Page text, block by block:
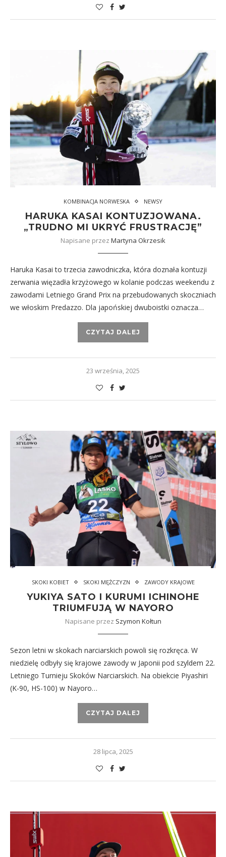
KOMBINACJA NORWESKA NEWSY
HARUKA KASAI KONTUZJOWANA.
„TRUDNO MI UKRYĆ FRUSTRACJĘ”
Napisane przez Martyna Okrzesik
Haruka Kasai to trzecia zawodniczka, która doznała kontuzji
zerwania więzadła krzyżowego w kolanie podczas weekendu z
zawodami Letniego Grand Prix na przebudowanych skoczniach
we włoskim Predazzo. Dla japońskiej dwuboistki oznacza…
CZYTAJ DALEJ
23 września, 2025
SKOKI KOBIET SKOKI MĘŻCZYZN ZAWODY KRAJOWE
YUKIYA SATO I KURUMI ICHINOHE
TRIUMFUJĄ W NAYORO
Napisane przez Szymon Kołtun
Sezon letni w skokach narciarskich powoli się rozkręca. W
niedzielę odbyły się krajowe zawody w Japonii pod szyldem 22.
Letniego Turnieju Skoków Narciarskich. Na obiekcie Piyashiri
(K-90, HS-100) w Nayoro…
CZYTAJ DALEJ
28 lipca, 2025